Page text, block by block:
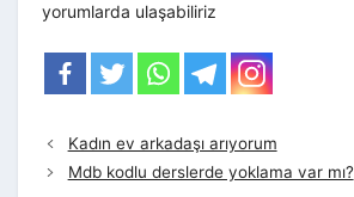
yorumlarda ulaşabiliriz
Kadın ev arkadaşı arıyorum
Mdb kodlu derslerde yoklama var mı?